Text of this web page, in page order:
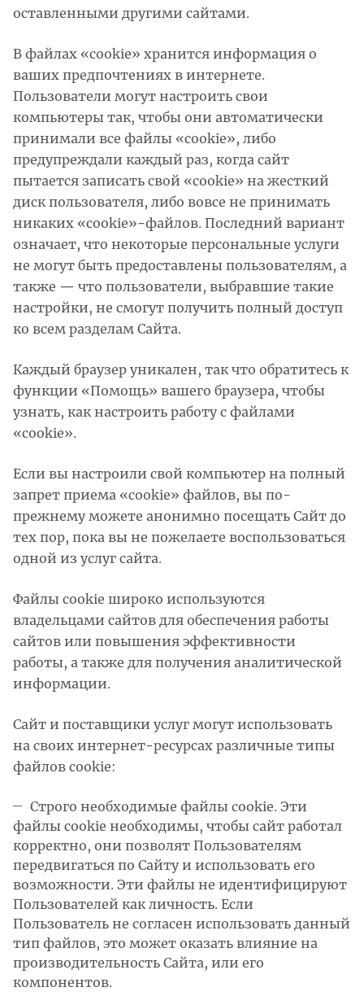
оставленными другими сайтами.
В файлах «cookie» хранится информация о
ваших предпочтениях в интернете.
Пользователи могут настроить свои
компьютеры так, чтобы они автоматически
принимали все файлы «cookie», либо
предупреждали каждый раз, когда сайт
пытается записать свой «cookie» на жесткий
диск пользователя, либо вовсе не принимать
никаких «cookie»-файлов. Последний вариант
означает, что некоторые персональные услуги
не могут быть предоставлены пользователям, а
также — что пользователи, выбравшие такие
настройки, не смогут получить полный доступ
ко всем разделам Сайта.
Каждый браузер уникален, так что обратитесь к
функции «Помощь» вашего браузера, чтобы
узнать, как настроить работу с файлами
«cookie».
Если вы настроили свой компьютер на полный
запрет приема «cookie» файлов, вы по-
прежнему можете анонимно посещать Сайт до
тех пор, пока вы не пожелаете воспользоваться
одной из услуг сайта.
Файлы cookie широко используются
владельцами сайтов для обеспечения работы
сайтов или повышения эффективности
работы, а также для получения аналитической
информации.
Сайт и поставщики услуг могут использовать
на своих интернет-ресурсах различные типы
файлов cookie:
Строго необходимые файлы cookie. Эти
файлы cookie необходимы, чтобы сайт работал
корректно, они позволят Пользователям
передвигаться по Сайту и использовать его
возможности. Эти файлы не идентифицируют
Пользователей как личность. Если
Пользователь не согласен использовать данный
тип файлов, это может оказать влияние на
производительность Сайта, или его
компонентов.